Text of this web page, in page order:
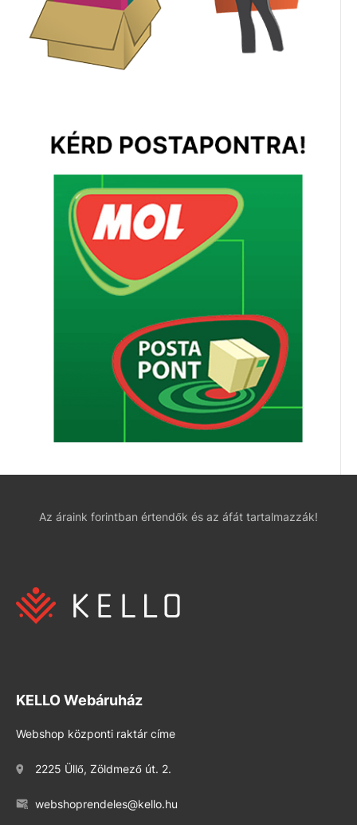
Az áraink forintban értendők és az áfát tartalmazzák!
KELLO Webáruház
Webshop központi raktár címe
2225 Üllő, Zöldmező út. 2.
webshoprendeles@kello.hu